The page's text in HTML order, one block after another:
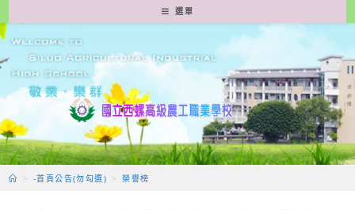
轉
至
要
容
選單
> -首頁公告(勿勾選) > 榮譽榜